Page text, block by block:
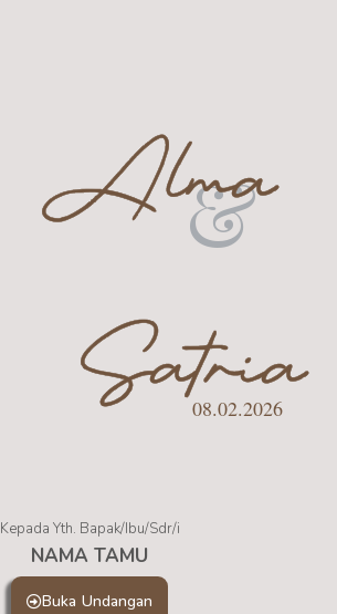
Alma
&
Satria
08.02.2026
Kepada Yth. Bapak/Ibu/Sdr/i
NAMA TAMU
Buka Undangan